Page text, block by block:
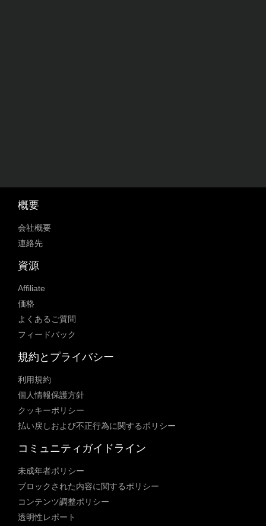
概要
会社概要
連絡先
資源
Affiliate
価格
よくあるご質問
フィードバック
規約とプライバシー
利用規約
個人情報保護方針
クッキーポリシー
払い戻しおよび不正行為に関するポリシー
コミュニティガイドライン
未成年者ポリシー
ブロックされた内容に関するポリシー
コンテンツ調整ポリシー
透明性レポート